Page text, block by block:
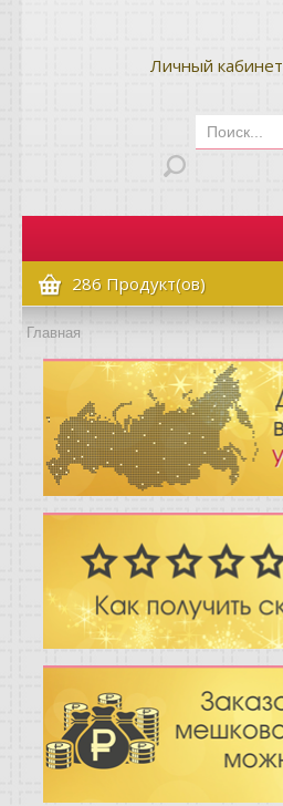
Личный кабинет
Главная
Как сделать заказ
Оплата и доставка
Контакты
Вопрос-ответ
Отзывы
Новости
Статьи
286 Продукт(ов)
Главная